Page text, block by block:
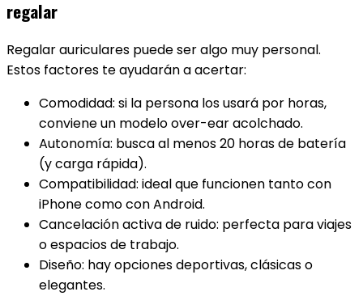
regalar
Regalar auriculares puede ser algo muy personal.
Estos factores te ayudarán a acertar:
Comodidad: si la persona los usará por horas,
conviene un modelo over-ear acolchado.
Autonomía: busca al menos 20 horas de batería
(y carga rápida).
Compatibilidad: ideal que funcionen tanto con
iPhone como con Android.
Cancelación activa de ruido: perfecta para viajes
o espacios de trabajo.
Diseño: hay opciones deportivas, clásicas o
elegantes.